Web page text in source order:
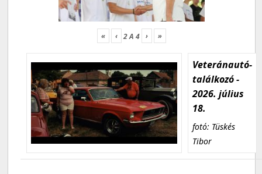
« ‹ 2A 4 › »
Veteránautó-
találkozó -
2026. július
18.
fotó: Tüskés
Tibor